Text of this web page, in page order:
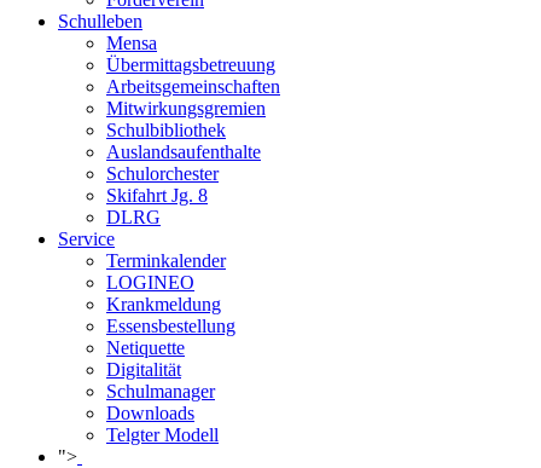
Schulleben
Mensa
Übermittagsbetreuung
Arbeitsgemeinschaften
Mitwirkungsgremien
Schulbibliothek
Auslandsaufenthalte
Schulorchester
Skifahrt Jg. 8
DLRG
Service
Terminkalender
LOGINEO
Krankmeldung
Essensbestellung
Netiquette
Digitalität
Schulmanager
Downloads
Telgter Modell
">